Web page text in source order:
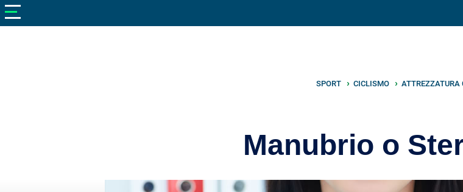
SPORT CICLISMO ATTREZZATURA
Manubrio o
V netonutrizione